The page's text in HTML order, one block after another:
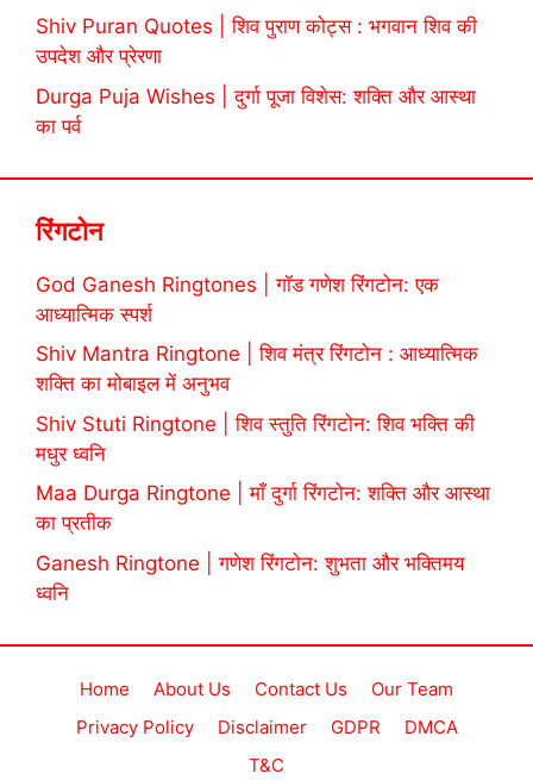
Shiv Puran Quotes | शिव पुराण कोट्स : भगवान शिव की
उपदेश और प्रेरणा
Durga Puja Wishes | दुर्गा पूजा विशेस: शक्ति और आस्था
का पर्व
रिंगटोन
God Ganesh Ringtones | गॉड गणेश रिंगटोन: एक
आध्यात्मिक स्पर्श
Shiv Mantra Ringtone | शिव मंत्र रिंगटोन : आध्यात्मिक
शक्ति का मोबाइल में अनुभव
Shiv Stuti Ringtone | शिव स्तुति रिंगटोन: शिव भक्ति की
मधुर ध्वनि
Maa Durga Ringtone | माँ दुर्गा रिंगटोन: शक्ति और आस्था
का प्रतीक
Ganesh Ringtone | गणेश रिंगटोन: शुभता और भक्तिमय
ध्वनि
Home About Us Contact Us
Our Team
Privacy Policy
Disclaimer GDPR
DMCA
T&C